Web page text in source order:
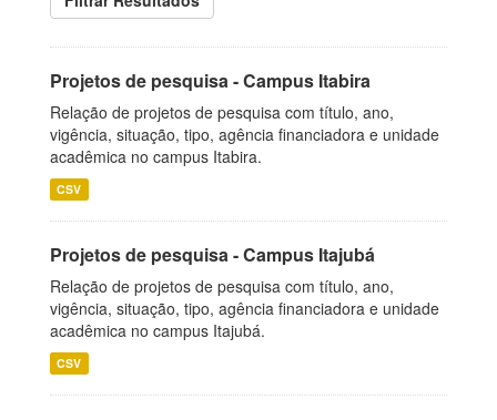
Projetos de pesquisa - Campus Itabira
Relação de projetos de pesquisa com título, ano,
vigência, situação, tipo, agência financiadora e unidade
acadêmica no campus Itabira.
CSV
Projetos de pesquisa - Campus Itajubá
Relação de projetos de pesquisa com título, ano,
vigência, situação, tipo, agência financiadora e unidade
acadêmica no campus Itajubá.
CSV